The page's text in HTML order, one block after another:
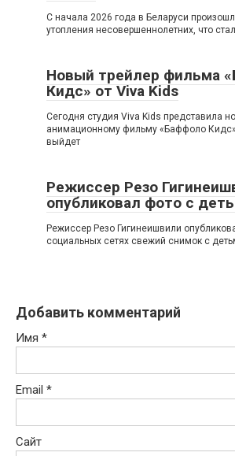
С начала 2026 года в Беларуси
утопления несовершеннолетних, что
Новый трейлер фильма
Кидс» от Viva Kids
Сегодня студия Viva Kids представила
анимационному фильму «Баффоло
выйдет
Режиссер Резо
опубликовал фото с
Режиссер Резо Гигинеишвили
социальных сетях свежий снимок с
Добавить комментарий
Имя *
Email *
Сайт